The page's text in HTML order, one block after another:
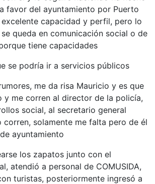
favor del ayuntamiento por Puerto
capacidad y perfil, pero lo
queda en comunicación social o de
tiene capacidades
podría ir a servicios públicos
me da risa Mauricio y es que
y me corren al director de la policía,
social, al secretario general
corren, solamente me falta pero de él
ayuntamiento
los zapatos junto con el
atendió a personal de COMUSIDA,
turistas, posteriormente ingresó a